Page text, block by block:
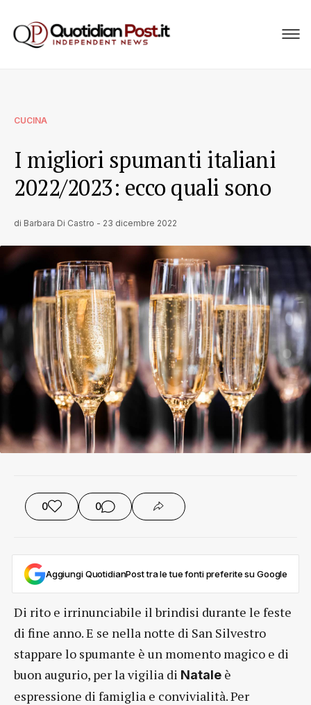
CUCINA
I migliori spumanti italiani
2022/2023: ecco quali sono
di Barbara Di Castro - 23 dicembre 2022
0 0
Aggiungi QuotidianPost tra le tue fonti preferite su Google
Di rito e irrinunciabile il brindisi durante le feste
di fine anno. E se nella notte di San Silvestro
stappare lo spumante è un momento magico e di
buon augurio, per la vigilia di Natale è
espressione di famiglia e convivialità. Per